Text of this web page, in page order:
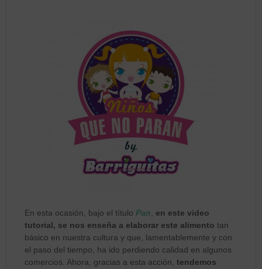
En esta ocasión, bajo el título Pan
en este video
tutorial, se nos enseña a elaborar este alimento tan
básico en nuestra cultura y que, lamentablemente y con
el paso del tiempo, ha ido perdiendo calidad en algunos
comercios. Ahora, gracias a esta acción,tendemos